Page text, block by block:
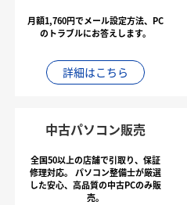
月額1,760円でメール設定方法、PC
のトラブルにお答えします。
詳細はこちら
中古パソコン販売
全国50以上の店舗で引取り、保証
修理対応。 パソコン整備士が厳選
した安心、高品質の中古PCのみ販
売。